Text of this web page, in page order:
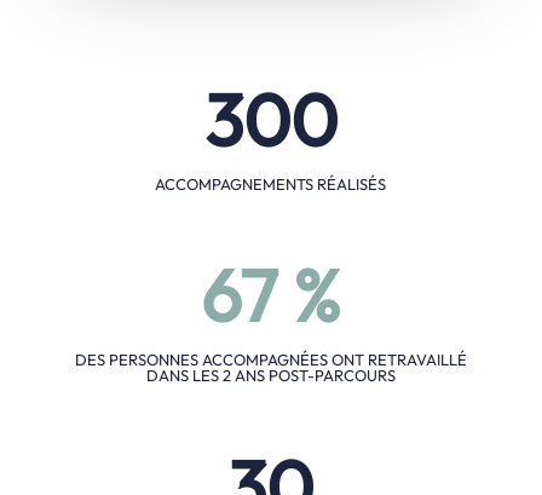
300
ACCOMPAGNEMENTS RÉALISÉS
67%
DES PERSONNES ACCOMPAGNÉES ONT RETRAVAILLÉ
DANS LES 2 ANS POST-PARCOURS